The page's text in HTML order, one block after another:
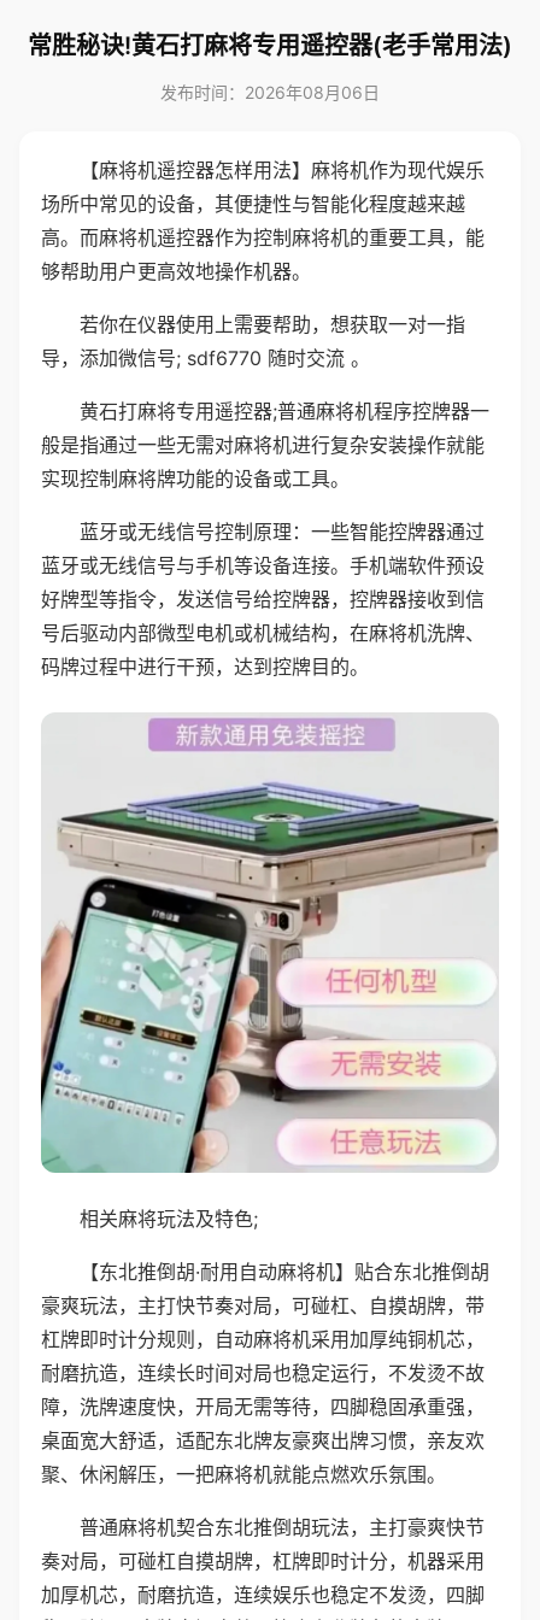
常胜秘诀!黄石打麻将专用遥控器(老手常用法)
发布时间：2026年08月06日
【麻将机遥控器怎样用法】麻将机作为现代娱乐
场所中常见的设备，其便捷性与智能化程度越来越
高。而麻将机遥控器作为控制麻将机的重要工具，能
够帮助用户更高效地操作机器。
若你在仪器使用上需要帮助，想获取一对一指
导，添加微信号; sdf6770 随时交流 。
黄石打麻将专用遥控器;普通麻将机程序控牌器一
般是指通过一些无需对麻将机进行复杂安装操作就能
实现控制麻将牌功能的设备或工具。
蓝牙或无线信号控制原理：一些智能控牌器通过
蓝牙或无线信号与手机等设备连接。手机端软件预设
好牌型等指令，发送信号给控牌器，控牌器接收到信
号后驱动内部微型电机或机械结构，在麻将机洗牌、
码牌过程中进行干预，达到控牌目的。
相关麻将玩法及特色;
【东北推倒胡·耐用自动麻将机】贴合东北推倒胡
豪爽玩法，主打快节奏对局，可碰杠、自摸胡牌，带
杠牌即时计分规则，自动麻将机采用加厚纯铜机芯，
耐磨抗造，连续长时间对局也稳定运行，不发烫不故
障，洗牌速度快，开局无需等待，四脚稳固承重强，
桌面宽大舒适，适配东北牌友豪爽出牌习惯，亲友欢
聚、休闲解压，一把麻将机就能点燃欢乐氛围。
普通麻将机契合东北推倒胡玩法，主打豪爽快节
奏对局，可碰杠自摸胡牌，杠牌即时计分，机器采用
加厚机芯，耐磨抗造，连续娱乐也稳定不发烫，四脚